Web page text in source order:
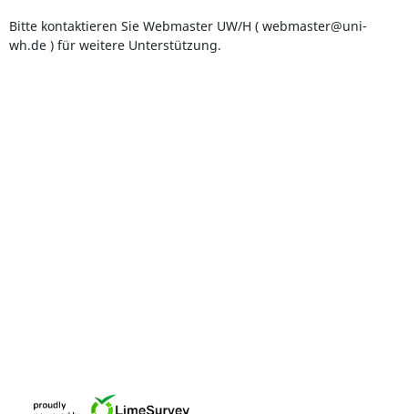
Bitte kontaktieren Sie Webmaster UW/H ( webmaster@uni-
wh.de ) für weitere Unterstützung.